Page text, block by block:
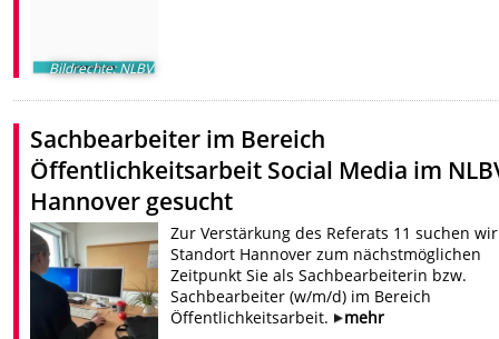
Bildrechte:NLBV
Sachbearbeiter im Bereich
Öffentlichkeitsarbeit Social Media im
Hannover gesucht
Zur Verstärkung des Referats 11 suchen
Standort Hannover zum nächstmöglichen
Zeitpunkt Sie als Sachbearbeiterin bzw.
Sachbearbeiter (w/m/d) im Bereich
Öffentlichkeitsarbeit.
mehr